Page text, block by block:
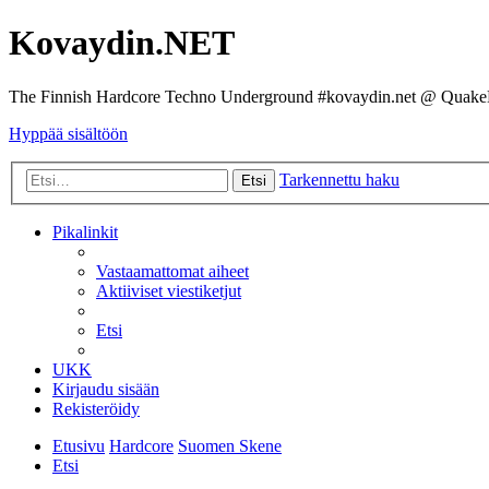
Kovaydin.NET
The Finnish Hardcore Techno Underground #kovaydin.net @
Hyppää sisältöön
Etsi Tarkennettu haku
Pikalinkit
Vastaamattomat aiheet
Aktiiviset viestiketjut
Etsi
UKK
Kirjaudu sisään
Rekisteröidy
Etusivu Hardcore Suomen Skene
Etsi